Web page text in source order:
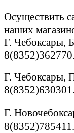
Осуществить
наших
Г. Чебоксары,
8(8352)362770.
Г. Чебоксары,
8(8352)630301.
Г.
8(8352)785411.